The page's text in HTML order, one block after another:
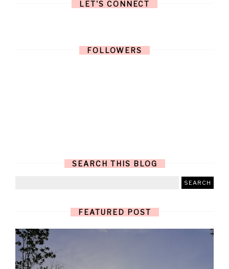
LET'S CONNECT
FOLLOWERS
SEARCH THIS BLOG
FEATURED POST